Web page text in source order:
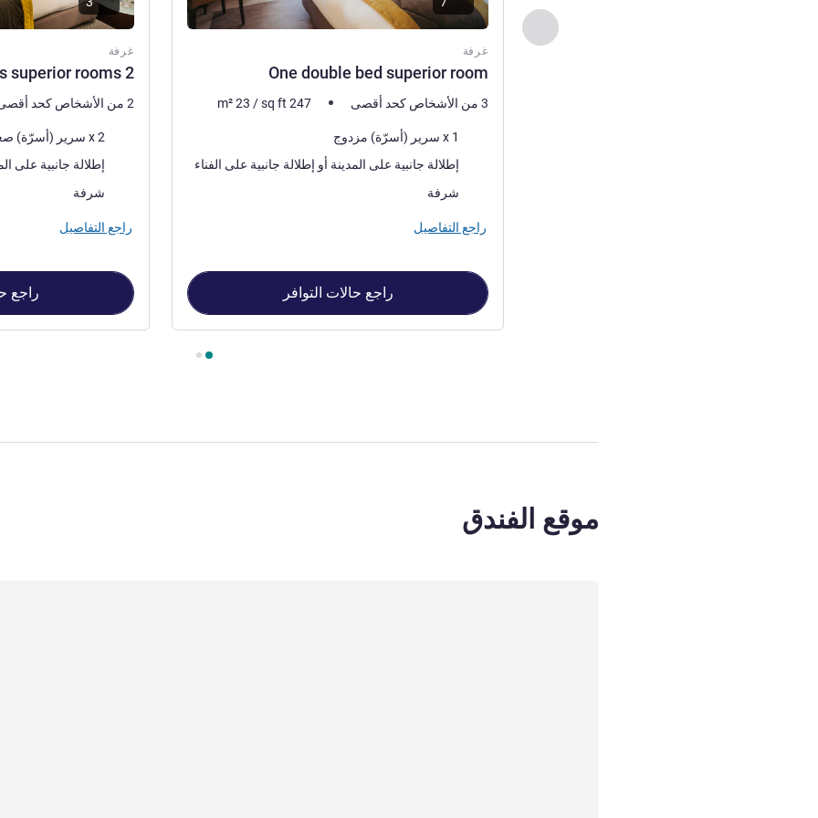
السابق - غرفة
غرفة
One double bed superior room
3 من الأشخاص كحد أقصى m²23 /sq ft 247
فرش السرير
1 x سرير (أسرّة) مزدوج
المناظر:إطلالة جانبية على المدينة أو إطلالة جانبية على الفناء
أكثر أماكن الإقامة:
شرفة
راجع التفاصيل
راجع حالات التوافر
غرفة
2 single beds superior rooms
2 من الأشخاص كحد أقصى
فرش السرير
2 x سرير (أسرّة) صغير
المناظر:إطلالة جانبية على المدينة أو إطلالة
أكثر أماكن الإقامة:
شرفة
راجع التفاصيل
راجع
موقع الفندق